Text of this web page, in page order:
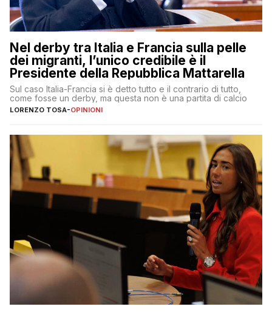
Nel derby tra Italia e Francia sulla pelle
dei migranti, l’unico credibile è il
Presidente della Repubblica Mattarella
Sul caso Italia-Francia si è detto tutto e il contrario di tutto,
come fosse un derby, ma questa non è una partita di calcio
LORENZO TOSA-OPINIONI